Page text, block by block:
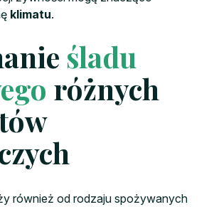
klimatu.
śladu
różnych
również od rodzaju spożywanych